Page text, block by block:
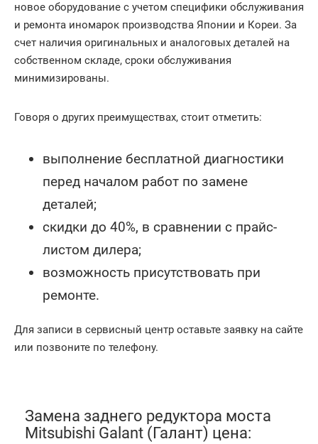
новое оборудование с учетом специфики обслуживания
и ремонта иномарок производства Японии и Кореи. За
счет наличия оригинальных и аналоговых деталей на
собственном складе, сроки обслуживания
минимизированы.
Говоря о других преимуществах, стоит отметить:
выполнение бесплатной диагностики
перед началом работ по замене
деталей;
скидки до 40%, в сравнении с прайс-
листом дилера;
возможность присутствовать при
ремонте.
Для записи в сервисный центр оставьте заявку на сайте
или позвоните по телефону.
Замена заднего редуктора моста
Mitsubishi Galant (Галант) цена: